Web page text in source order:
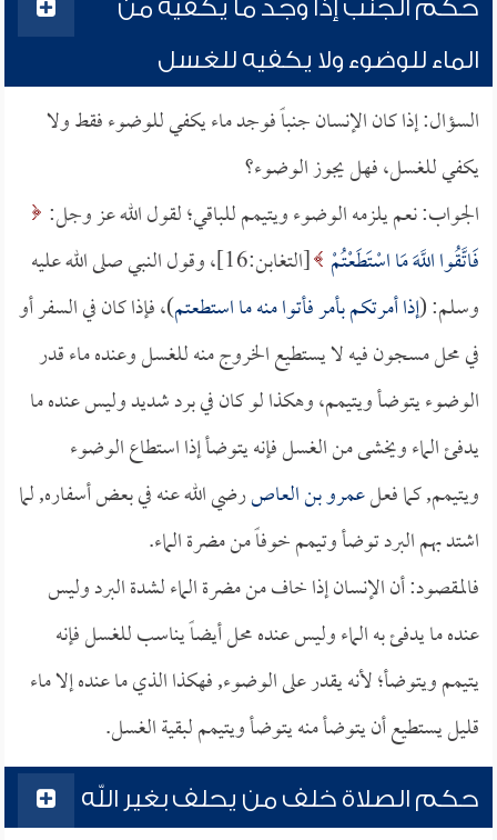
حكم الجنب إذا وجد ما يكفيه من
الماء للوضوء ولا يكفيه للغسل
السؤال: إذا كان الإنسان جنباً فوجد ماء يكفي للوضوء فقط ولا
يكفي للغسل، فهل يجوز الوضوء؟
الجواب: نعم يلزمه الوضوء ويتيمم للباقي؛ لقول الله عز وجل:
فَاتَّقُوا اللَّهَ مَا اسْتَطَعْتُمْ
[التغابن:16]، وقول النبي صلى الله عليه
وسلم: (إذا أمرتكم بأمر فأتوا منه ما استطعتم)، فإذا كان في السفر أو
في محل مسجون فيه لا يستطيع الخروج منه للغسل وعنده ماء قدر
الوضوء يتوضأ ويتيمم، وهكذا لو كان في برد شديد وليس عنده ما
يدفئ الماء ويخشى من الغسل فإنه يتوضأ إذا استطاع الوضوء
ويتيمم, كما فعلعمرو بن العاصرضي الله عنه في بعض أسفاره, لما
اشتد بهم البرد توضأ وتيمم خوفاً من مضرة الماء.
فالمقصود: أن الإنسان إذا خاف من مضرة الماء لشدة البرد وليس
عنده ما يدفئ به الماء وليس عنده محل أيضاً يناسب للغسل فإنه
يتيمم ويتوضأ؛ لأنه يقدر على الوضوء, فهكذا الذي ما عنده إلا ماء
قليل يستطيع أن يتوضأ منه يتوضأ ويتيمم لبقية الغسل.
حكم الصلاة خلف من يحلف بغير الله